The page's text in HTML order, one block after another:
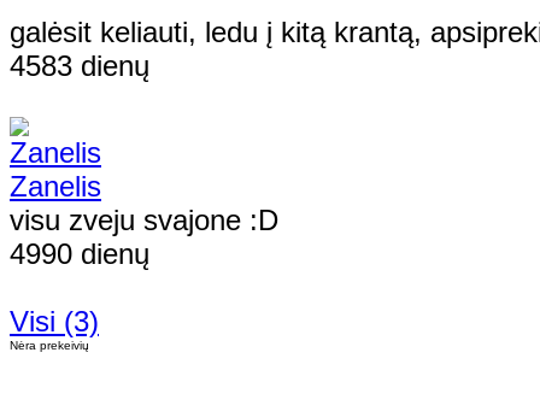
galėsit keliauti, ledu į kitą krantą,
4583 dienų
Zanelis
visu zveju svajone :D
4990 dienų
Visi (3)
Nėra prekeivių